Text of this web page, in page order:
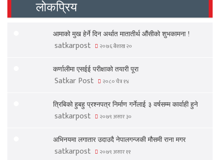
लोकप्रिय
आमाको मुख हेर्ने दिन अर्थात मातातीर्थ औंसीको शुभकामना !
satkarpost २०७६ बैशाख २०
कर्णालीमा एसईई परीक्षाको तयारी पूरा
Satkar Post २०८० चैत्र १४
त्रिबिको हुबहु प्रश्नपत्र निर्माण गर्नेलाई ३ वर्षसम्म कार्वाही हुने
satkarpost २०७९ असार ३०
अभिनयमा लगातार उदाउदै नेपालगन्जकी मौसमी राना मगर
satkarpost २०७९ असार ११